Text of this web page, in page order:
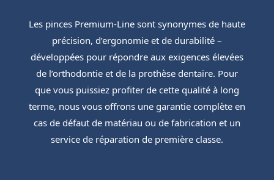
Les pinces Premium-Line sont synonymes de haute
précision, d’ergonomie et de durabilité –
développées pour répondre aux exigences élevées
de l’orthodontie et de la prothèse dentaire. Pour
que vous puissiez profiter de cette qualité à long
terme, nous vous offrons une garantie complète en
cas de défaut de matériau ou de fabrication et un
service de réparation de première classe.